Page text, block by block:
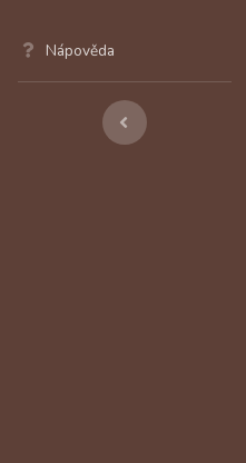
Nápověda